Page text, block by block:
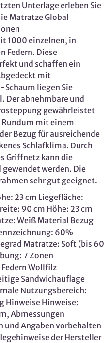
Unterlage erleben Sie
Matratze Global
1000 einzelnen, in
Federn. Diese
und schaffen ein
mit
liegen Sie
Der abnehmbare und
gewährleistet
mit einem
Bezug für ausreichende
Schlafklima. Durch
Griffnetz kann die
werden. Die
sehr gut geeignet.
23 cm Liegefläche:
90 cm Höhe: 23 cm
Weiß Material Bezug
60%
Matratze: Soft (bis 60
7 Zonen
Wollfilz
Sandwichauflage
Nutzungsbereich:
Hinweise Hinweise:
Abmessungen
und Angaben vorbehalten
der Hersteller